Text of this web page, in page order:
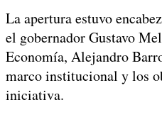
La apertura estuvo
el gobernador Gustavo
Economía, Alejandro
marco institucional y los
iniciativa.